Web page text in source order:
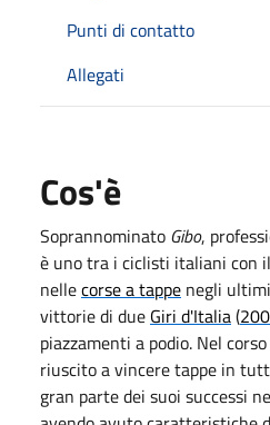
Punti di contatto
Allegati
Cos'è
Soprannominato Gibo,
è uno tra i ciclisti italiani con
nellecorse a tappe negli
vittorie di due Giri d'Italia(
piazzamenti a podio. Nel
riuscito a vincere tappe in
gran parte dei suoi successi